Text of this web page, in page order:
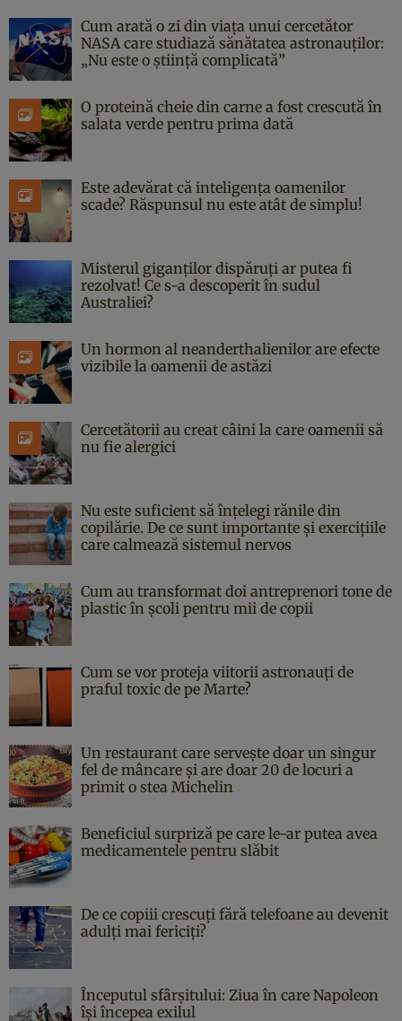
Cum arată o zi din viața unui cercetător
NASA care studiază sănătatea astronauților:
„Nu este o știință complicată”
O proteină cheie din carne a fost crescută în
salata verde pentru prima dată
Este adevărat că inteligența oamenilor
scade? Răspunsul nu este atât de simplu!
Misterul giganților dispăruți ar putea fi
rezolvat! Ce s-a descoperit în sudul
Australiei?
Un hormon al neanderthalienilor are efecte
vizibile la oamenii de astăzi
Cercetătorii au creat câini la care oamenii să
nu fie alergici
Nu este suficient să înțelegi rănile din
copilărie. De ce sunt importante și exercițiile
care calmează sistemul nervos
Cum au transformat doi antreprenori tone de
plastic în școli pentru mii de copii
Cum se vor proteja viitorii astronauți de
praful toxic de pe Marte?
Un restaurant care servește doar un singur
fel de mâncare și are doar 20 de locuri a
primit o stea Michelin
Beneficiul surpriză pe care le-ar putea avea
medicamentele pentru slăbit
De ce copiii crescuți fără telefoane au devenit
adulți mai fericiți?
Începutul sfârşitului: Ziua în care Napoleon
îşi începea exilul